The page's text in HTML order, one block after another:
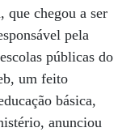
que chegou a ser
pela
públicas do
um feito
básica,
anunciou